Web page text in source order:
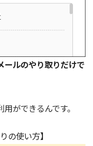
ールのやり取りだけで
用ができるんです。
の使い方】